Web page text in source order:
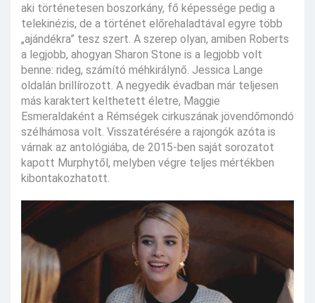
aki történetesen boszorkány, fő képessége pedig a
telekinézis, de a történet előrehaladtával egyre több
„ajándékra” tesz szert. A szerep olyan, amiben Roberts
a legjobb, ahogyan Sharon Stone is a legjobb volt
benne: rideg, számító méhkirálynő. Jessica Lange
oldalán brillírozott. A negyedik évadban már teljesen
más karaktert kelthetett életre, Maggie
Esmeraldaként a Rémségek cirkuszának jövendőmondó
szélhámosa volt. Visszatérésére a rajongók azóta is
várnak az antológiába, de 2015-ben saját sorozatot
kapott Murphytől, melyben végre teljes mértékben
kibontakozhatott.